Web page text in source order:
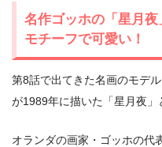
名作ゴッホの「星月
モチーフで可愛い！
第8話で出てきた名画のモデ
が1989年に描いた「星月夜」
オランダの画家・ゴッホの代